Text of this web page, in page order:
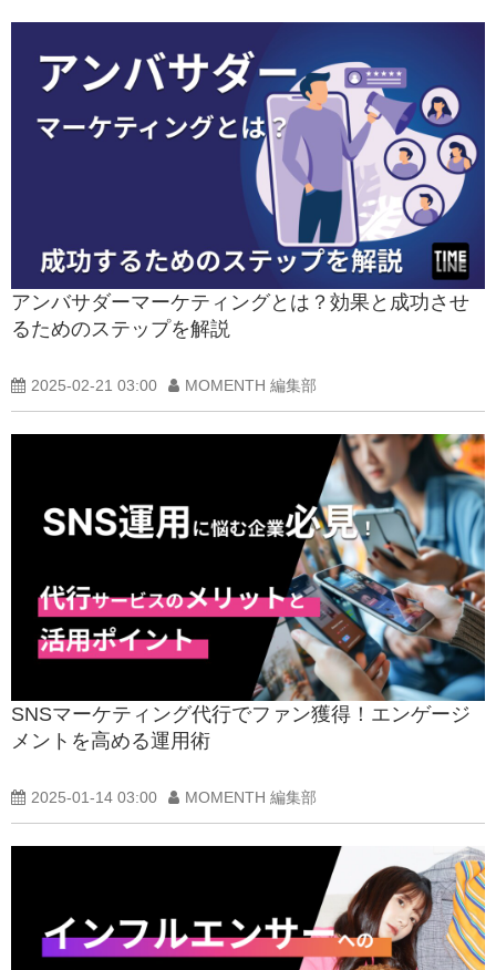
アンバサダーマーケティングとは？効果と成功させ
るためのステップを解説
2025-02-21 03:00 MOMENTH 編集部
SNSマーケティング代行でファン獲得！エンゲージ
メントを高める運用術
2025-01-14 03:00 MOMENTH 編集部